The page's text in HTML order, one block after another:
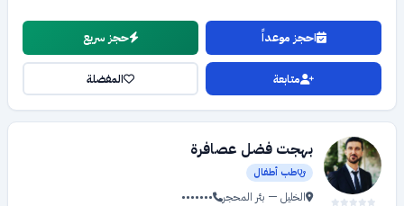
احجز موعداً حجز سريع
متابعة المفضلة
بهجت فضل عصافرة
طب أطفال
الخليل — بئر المحجر •••••••